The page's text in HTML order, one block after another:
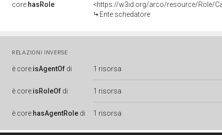
core:hasRole
<https://w3id.org/arco/resource/Role/
Ente schedatore
RELAZIONI INVERSE
è core:isAgentOf di 1 risorsa
è core:isRoleOf di 1 risorsa
è core:hasAgentRole di 1 risorsa